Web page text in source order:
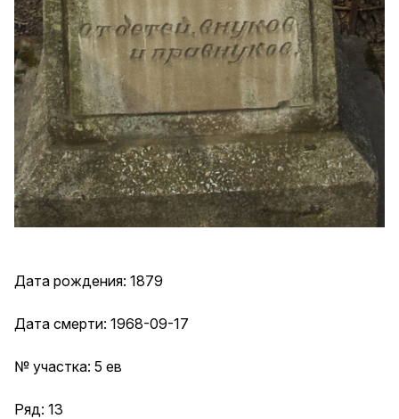
Дата рождения: 1879
Дата смерти: 1968-09-17
№ участка: 5 ев
Ряд: 13